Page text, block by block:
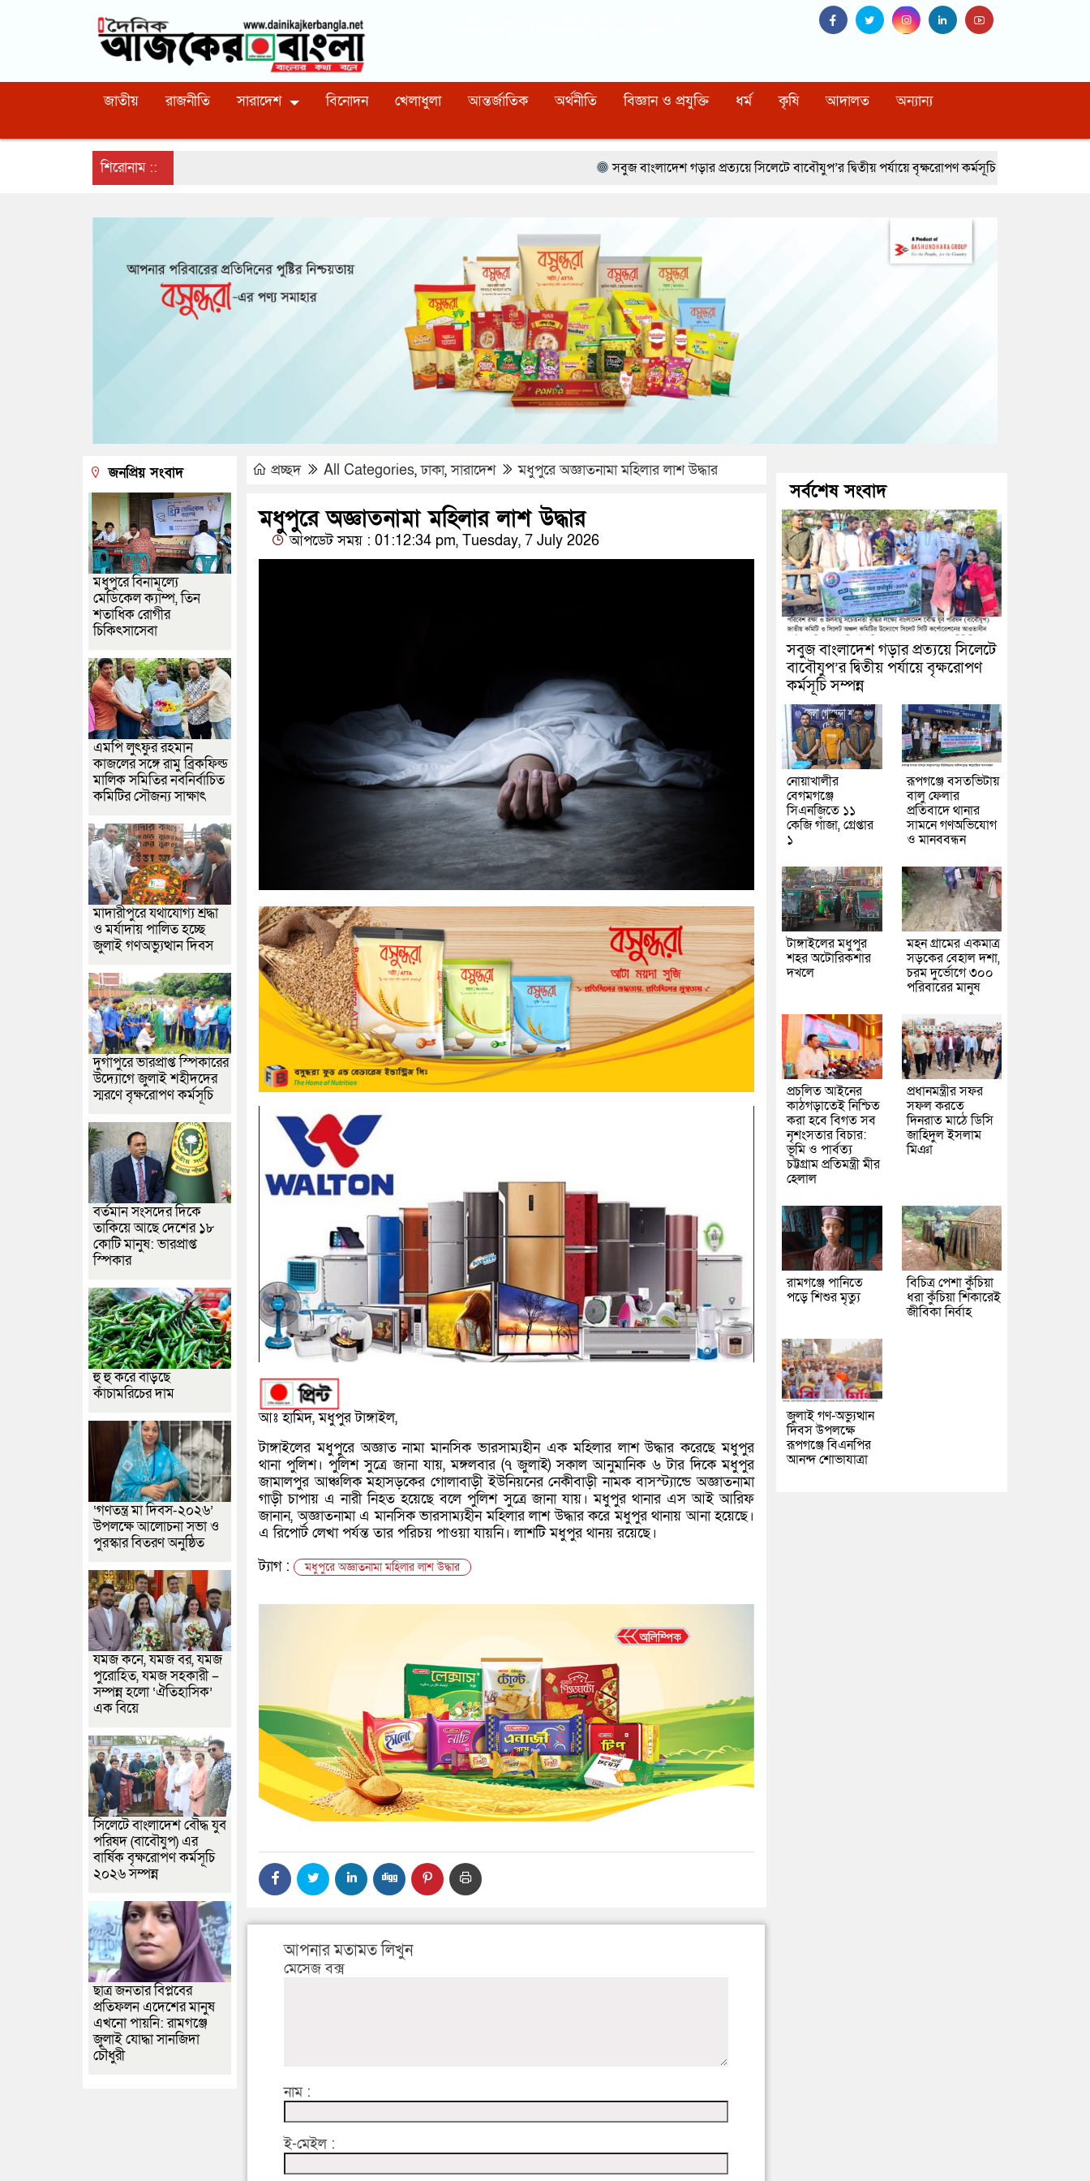
জাতীয় রাজনীতি সারাদেশ বিনোদন খেলাধুলা আন্তর্জাতিক অর্থনীতি বিজ্ঞান ও প্রযুক্তি ধর্ম কৃষি আদালত অন্যান্য
শিরোনাম :: সবুজ বাংলাদেশ গড়ার প্রত্যয়ে সিলেটে বাবৌযুপ’র দ্বিতীয় পর্যায়ে বৃক্ষরোপণ কর্মসূচি সম্পন্ন নোয়াখালীর বেগমগঞ্জে
প্রচ্ছদ All Categories,ঢাকা,সারাদেশ মধুপুরে অজ্ঞাতনামা মহিলার লাশ উদ্ধার
মধুপুরে অজ্ঞাতনামা মহিলার লাশ উদ্ধার
আপডেট সময় : 01:12:34 pm, Tuesday, 7 July 2026
আঃ হামিদ, মধুপুর টাঙ্গাইল,
টাঙ্গাইলের মধুপুরে অজ্ঞাত নামা মানসিক ভারসাম্যহীন এক মহিলার লাশ উদ্ধার করেছে মধুপুর
থানা পুলিশ। পুলিশ সুত্রে জানা যায়, মঙ্গলবার (৭ জুলাই) সকাল আনুমানিক ৬ টার দিকে মধুপুর
জামালপুর আঞ্চলিক মহাসড়কের গোলাবাড়ী ইউনিয়নের নেকীবাড়ী নামক বাসস্ট্যান্ডে অজ্ঞাতনামা
গাড়ী চাপায় এ নারী নিহত হয়েছে বলে পুলিশ সুত্রে জানা যায়। মধুপুর থানার এস আই আরিফ
জানান, অজ্ঞাতনামা এ মানসিক ভারসাম্যহীন মহিলার লাশ উদ্ধার করে মধুপুর থানায় আনা হয়েছে।
এ রিপোর্ট লেখা পর্যন্ত তার পরিচয় পাওয়া যায়নি। লাশটি মধুপুর থানয় রয়েছে।
ট্যাগ :
মধুপুরে অজ্ঞাতনামা মহিলার লাশ উদ্ধার
আপনার মতামত লিখুন
মেসেজ বক্স
নাম :
ই-মেইল :
জনপ্রিয় সংবাদ
মধুপুরে বিনামূল্যে
মেডিকেল ক্যাম্প, তিন
শতাধিক রোগীর
চিকিৎসাসেবা
এমপি লুৎফুর রহমান
কাজলের সঙ্গে রামু ব্রিকফিল্ড
মালিক সমিতির নবনির্বাচিত
কমিটির সৌজন্য সাক্ষাৎ
মাদারীপুরে যথাযোগ্য শ্রদ্ধা
ও মর্যাদায় পালিত হচ্ছে
জুলাই গণঅভ্যুত্থান দিবস
দুর্গাপুরে ভারপ্রাপ্ত স্পিকারের
উদ্যোগে জুলাই শহীদদের
স্মরণে বৃক্ষরোপণ কর্মসূচি
বর্তমান সংসদের দিকে
তাকিয়ে আছে দেশের ১৮
কোটি মানুষ: ভারপ্রাপ্ত
স্পিকার
হু হু করে বাড়ছে
কাঁচামরিচের দাম
‘গণতন্ত্র মা দিবস-২০২৬’
উপলক্ষে আলোচনা সভা ও
পুরস্কার বিতরণ অনুষ্ঠিত
যমজ কনে, যমজ বর, যমজ
পুরোহিত, যমজ সহকারী –
সম্পন্ন হলো ‘ঐতিহাসিক’
এক বিয়ে
সিলেটে বাংলাদেশ বৌদ্ধ যুব
পরিষদ (বাবৌযুপ) এর
বার্ষিক বৃক্ষরোপণ কর্মসূচি
২০২৬ সম্পন্ন
ছাত্র জনতার বিপ্লবের
প্রতিফলন এদেশের মানুষ
এখনো পায়নি: রামগঞ্জে
জুলাই যোদ্ধা সানজিদা
চৌধুরী
সর্বশেষ সংবাদ
সবুজ বাংলাদেশ গড়ার প্রত্যয়ে সিলেটে
বাবৌযুপ’র দ্বিতীয় পর্যায়ে বৃক্ষরোপণ
কর্মসূচি সম্পন্ন
নোয়াখালীর
বেগমগঞ্জে
সিএনজিতে ১১
কেজি গাঁজা, গ্রেপ্তার
১
রূপগঞ্জে বসতভিটায়
বালু ফেলার
প্রতিবাদে থানার
সামনে গণঅভিযোগ
ও মানববন্ধন
টাঙ্গাইলের মধুপুর
শহর অটোরিকশার
দখলে
মহন গ্রামের একমাত্র
সড়কের বেহাল দশা,
চরম দুর্ভোগে ৩০০
পরিবারের মানুষ
প্রচলিত আইনের
কাঠগড়াতেই নিশ্চিত
করা হবে বিগত সব
নৃশংসতার বিচার:
ভূমি ও পার্বত্য
চট্টগ্রাম প্রতিমন্ত্রী মীর
হেলাল
প্রধানমন্ত্রীর সফর
সফল করতে
দিনরাত মাঠে ডিসি
জাহিদুল ইসলাম
মিঞা
রামগঞ্জে পানিতে
পড়ে শিশুর মৃত্যু
বিচিত্র পেশা কুঁচিয়া
ধরা কুঁচিয়া শিকারেই
জীবিকা নির্বাহ
জুলাই গণ-অভ্যুত্থান
দিবস উপলক্ষে
রূপগঞ্জে বিএনপির
আনন্দ শোভাযাত্রা